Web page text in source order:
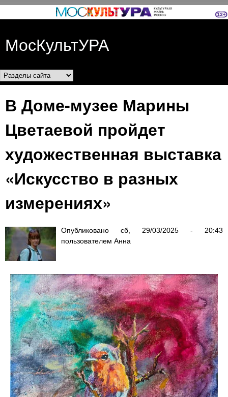
Перейти к основному
МосКультУРА
Разделы сайта
В Доме-музее Марины
Цветаевой пройдет
художественная выставка
«Искусство в разных
измерениях»
Опубликовано сб, 29/03/2025 - 20:43
пользователем Анна